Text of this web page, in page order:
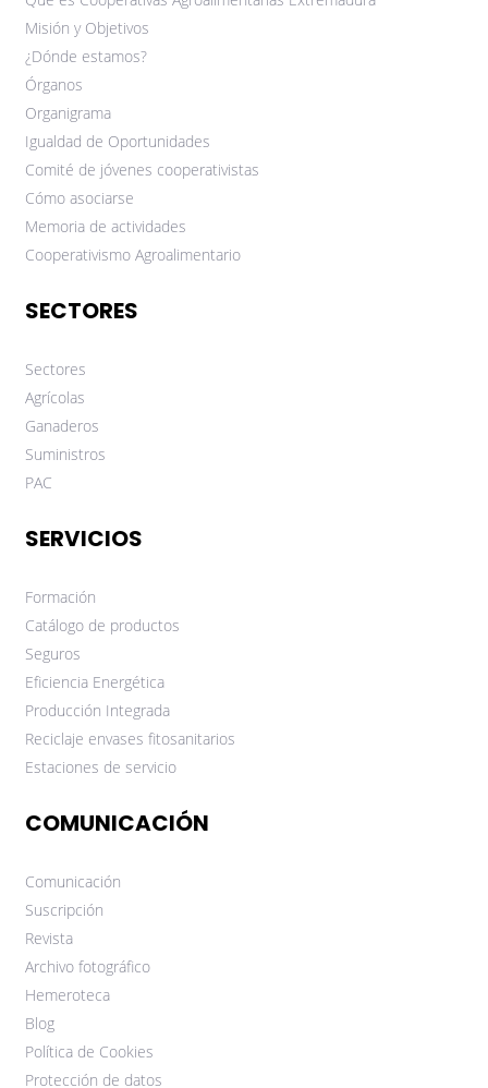
Misión y Objetivos
¿Dónde estamos?
Órganos
Organigrama
Igualdad de Oportunidades
Comité de jóvenes cooperativistas
Cómo asociarse
Memoria de actividades
Cooperativismo Agroalimentario
SECTORES
Sectores
Agrícolas
Ganaderos
Suministros
PAC
SERVICIOS
Formación
Catálogo de productos
Seguros
Eficiencia Energética
Producción Integrada
Reciclaje envases fitosanitarios
Estaciones de servicio
COMUNICACIÓN
Comunicación
Suscripción
Revista
Archivo fotográfico
Hemeroteca
Blog
Política de Cookies
Protección de datos